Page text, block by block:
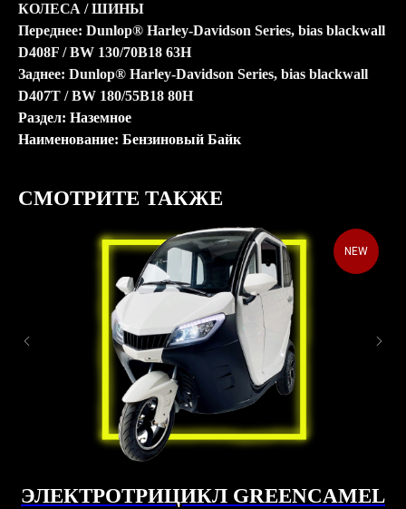
КОЛЕСА / ШИНЫ
Переднее: Dunlop® Harley-Davidson Series, bias blackwall
D408F / BW 130/70B18 63H
Заднее: Dunlop® Harley-Davidson Series, bias blackwall
D407T / BW 180/55B18 80H
Раздел: Наземное
Наименование: Бензиновый Байк
СМОТРИТЕ ТАКЖЕ
NEW
ЭЛЕКТРОТРИЦИКЛ GREENCAMEL